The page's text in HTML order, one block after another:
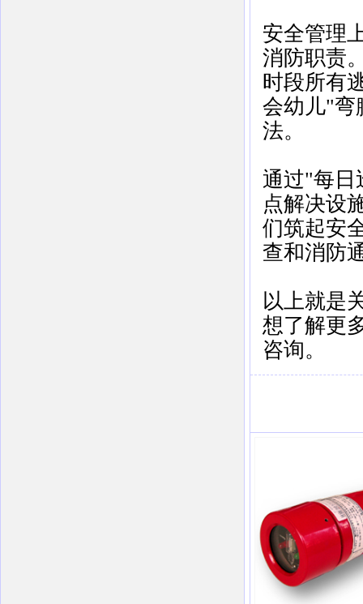
安全管理
消防职责
时段所有
会幼儿"弯
法。
通过"每日
点解决设
们筑起安
查和消防
以上就是
想了解更
咨询。